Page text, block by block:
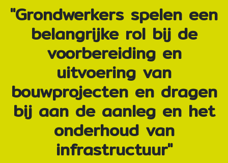
"Grondwerkers spelen een
belangrijke rol bij de
voorbereiding en
uitvoering van
bouwprojecten en dragen
bij aan de aanleg en het
onderhoud van
infrastructuur"